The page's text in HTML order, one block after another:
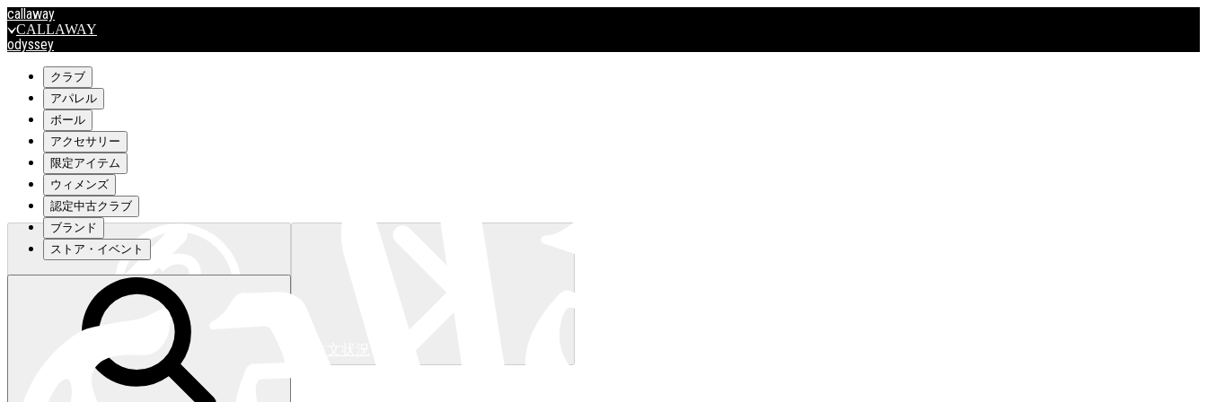
callaway
CALLAWAY
odyssey
travismathew
outlet
OUTLET
キャロウェイアパレルはこちら>>>
キャロウェイアパレルはこちら>>>
クラブ
アパレル
ボール
アクセサリー
限定アイテム
ウィメンズ
認定中古クラブ
ブランド
ストア・イベント